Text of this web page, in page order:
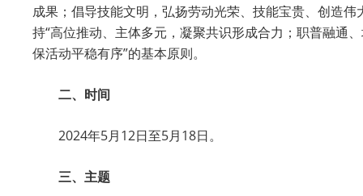
成果；倡导技能文明，弘扬劳动光荣、技能宝贵、创造
持“高位推动、主体多元，凝聚共识形成合力；职普融通
保活动平稳有序”的基本原则。
二、时间
2024年5月12日至5月18日。
三、主题